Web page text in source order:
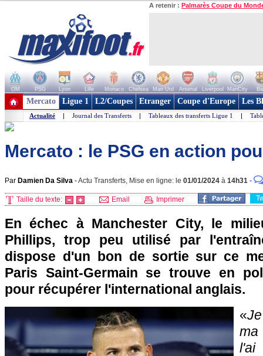
A retenir : Palmarès Coupe du
OM PSG Lyon Lille Monaco Chelsea Man Utd Arsenal Liverpool ManCity
+ de clubs
Mercato Ligue 1 L2/Coupes Etranger Coupe d'Europe Les
Actualité | Journal des Transferts | Tableaux des transferts Ligue 1 |
Mercato : le PSG en action
Par Damien Da Silva -Actu Transferts, Mise en ligne: le 01/01/2024 à 14h31 -
Taille du texte: Email Imprimer
En échec à Manchester City, le
Phillips, trop peu utilisé par
dispose d'un bon de sortie sur ce
Paris Saint-Germain se trouve en
pour récupérer l'international anglais.
«
ma